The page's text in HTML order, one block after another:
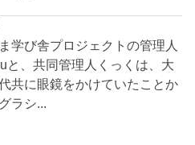
学び舎プロジェクトの管理人
と、共同管理人くっくは、大
共に眼鏡をかけていたことか
ラシ...